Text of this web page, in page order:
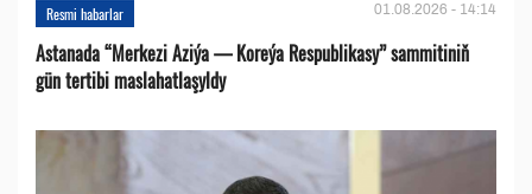
Resmi habarlar 01.08.2026 - 14:14
Astanada “Merkezi Aziýa — Koreýa Respublikasy” sammitiniň
gün tertibi maslahatlaşyldy